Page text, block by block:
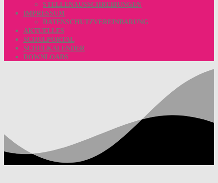
STELLENAUSSCHREIBUNGEN
IMPRESSUM
DATENSCHUTZVEREINBARUNG
AKTUELLES
SCHULPORTAL
SCHULKALENDER
DOWNLOADS